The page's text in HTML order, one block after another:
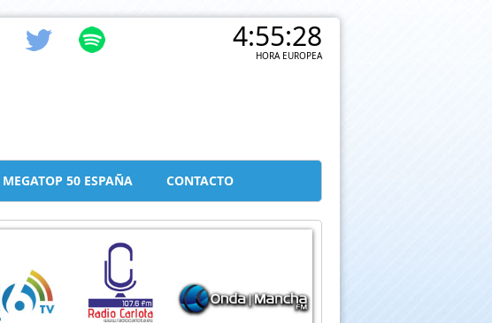
4:55:28
HORA EUROPEA
MEGATOP 50 ESPAÑA CONTACTO